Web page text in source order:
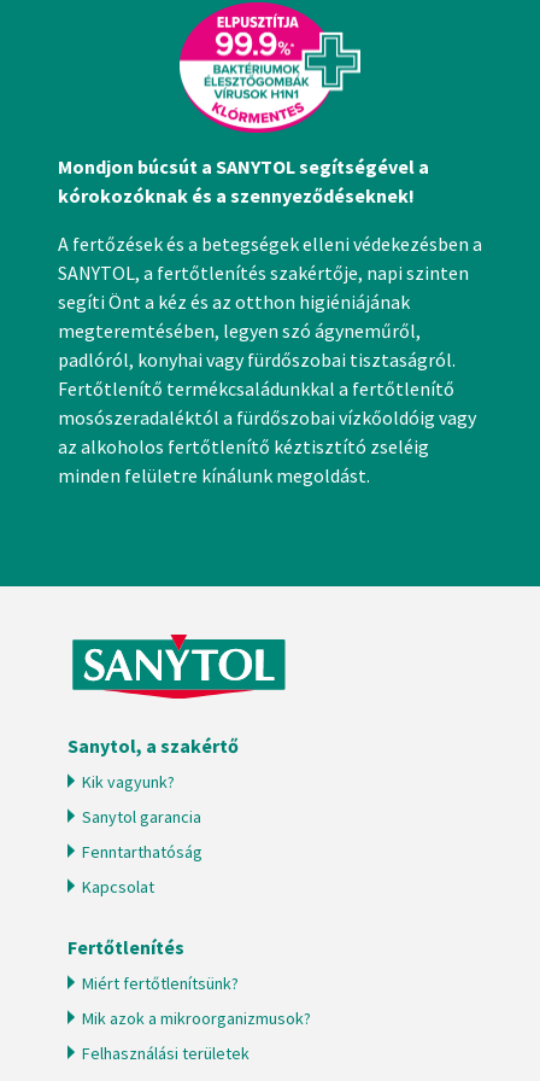
Mondjon búcsút a SANYTOL segítségével a
kórokozóknak és a szennyeződéseknek!
A fertőzések és a betegségek elleni védekezésben a
SANYTOL, a fertőtlenítés szakértője, napi szinten
segíti Önt a kéz és az otthon higiéniájának
megteremtésében, legyen szó ágyneműről,
padlóról, konyhai vagy fürdőszobai tisztaságról.
Fertőtlenítő termékcsaládunkkal a fertőtlenítő
mosószeradaléktól a fürdőszobai vízkőoldóig vagy
az alkoholos fertőtlenítő kéztisztító zseléig
minden felületre kínálunk megoldást.
Sanytol, a szakértő
Kik vagyunk?
Sanytol garancia
Fenntarthatóság
Kapcsolat
Fertőtlenítés
Miért fertőtlenítsünk?
Mik azok a mikroorganizmusok?
Felhasználási területek